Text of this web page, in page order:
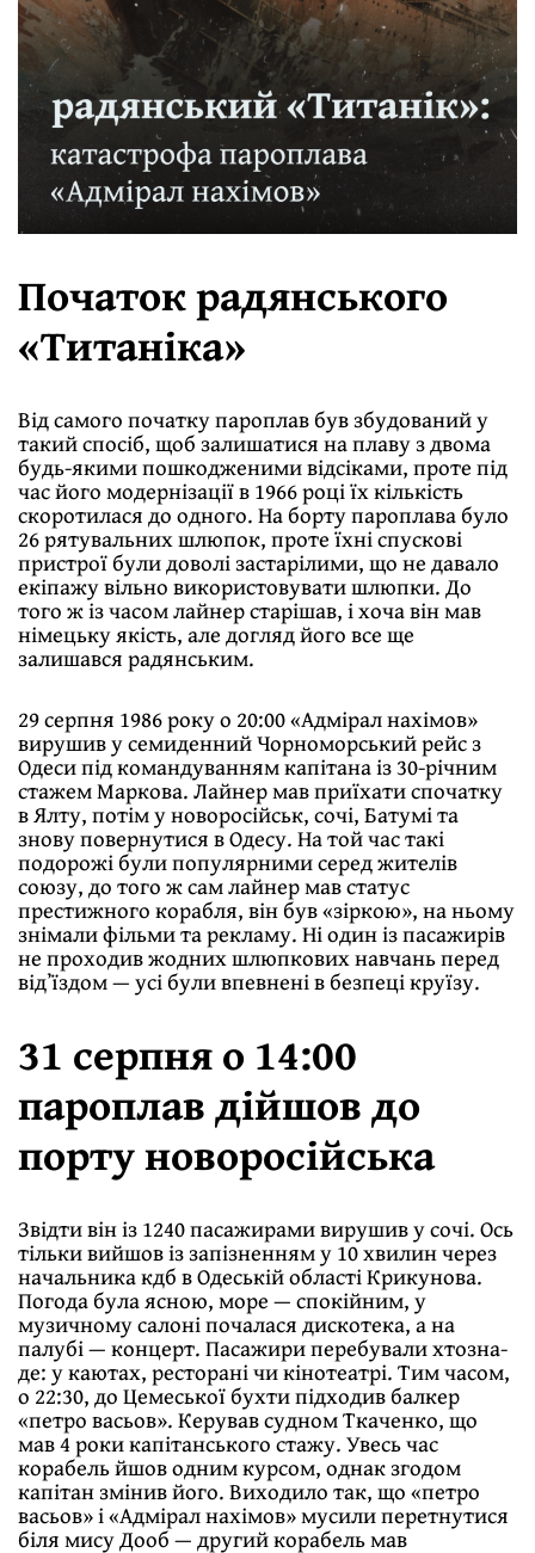
Початок радянського
«Титаніка»
Від самого початку пароплав був збудований у
такий спосіб, щоб залишатися на плаву з двома
будь-якими пошкодженими відсіками, протепід
час його модернізації в 1966 році їх кількість
скоротилася до одного. На борту пароплава було
26 рятувальних шлюпок, проте їхні спускові
пристрої були доволі застарілими, що не давало
екіпажу вільно використовувати шлюпки. До
того ж із часом лайнер старішав, і хоча він мав
німецьку якість, але догляд його все ще
залишався радянським.
29 серпня 1986 року о 20:00 «Адмірал нахімов»
вирушив у семиденний Чорноморський рейс з
Одеси під командуванням капітана із 30-річним
стажем Маркова. Лайнер мав приїхати спочатку
в Ялту, потім у новоросійськ, сочі, Батумі та
знову повернутися в Одесу. На той час такі
подорожі були популярними серед жителів
союзу, до того ж сам лайнер мав статус
престижного корабля, він був «зіркою», на ньому
знімали фільми та рекламу. Ні один із пасажирів
не проходив жодних шлюпкових навчань перед
відʼїздом — усі були впевнені в безпеці круїзу.
31 серпня о 14:00
пароплав дійшов до
порту новоросійська
Звідти він із 1240 пасажирами вирушив у сочі. Ось
тільки вийшов із запізненням у 10 хвилин через
начальника кдб в Одеській області Крикунова.
Погода була ясною, море — спокійним, у
музичному салоні почалася дискотека, а на
палубі — концерт. Пасажири перебували хтозна-
де: у каютах, ресторані чи кінотеатрі. Тим часом,
о 22:30, до Цемеської бухти підходив балкер
«петро васьов». Керував судном Ткаченко, що
мав 4 роки капітанського стажу. Увесь час
корабель йшов одним курсом, однак згодом
капітан змінив його. Виходило так, що «петро
васьов» і «Адмірал нахімов» мусили перетнутися
біля мису Дооб — другий корабель мав